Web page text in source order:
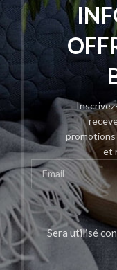
et
Sera utilisé